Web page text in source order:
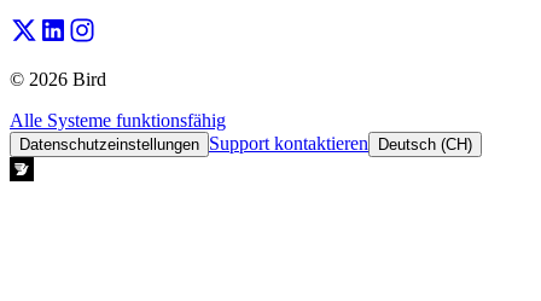
© 2026 Bird
Alle Systeme funktionsfähig
Datenschutzeinstellungen Support kontaktieren Deutsch (CH)